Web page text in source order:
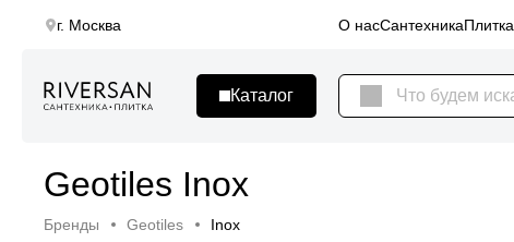
г. Москва О насСантехникаПлитка
Geotiles Inox
Бренды Geotiles Inox